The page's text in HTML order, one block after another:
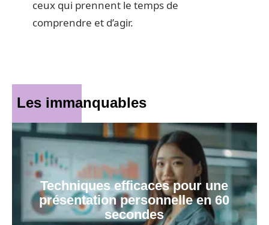
ceux qui prennent le temps de
comprendre et d’agir.
Les immanquables
Techniques efficaces pour une
présentation personnelle en 60
secondes